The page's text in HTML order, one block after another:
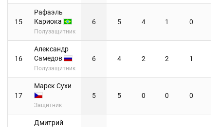
15
Рафаэль
Кариока
Полузащитник
6 5 4 1 0
16
Александр
Самедов
Полузащитник
6 4 2 2 1
17
Марек Сухи
Защитник
5 5 0 0 0
Дмитрий